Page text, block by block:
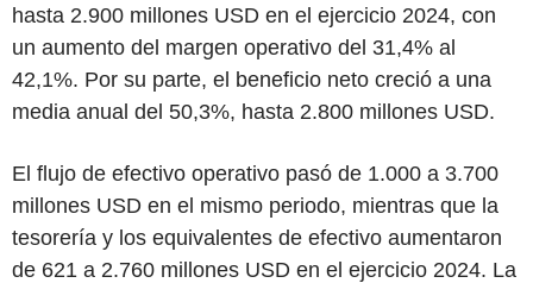
hasta 2.900 millones USD en el ejercicio 2024, con
un aumento del margen operativo del 31,4% al
42,1%. Por su parte, el beneficio neto creció a una
media anual del 50,3%, hasta 2.800 millones USD.
El flujo de efectivo operativo pasó de 1.000 a 3.700
millones USD en el mismo periodo, mientras que la
tesorería y los equivalentes de efectivo aumentaron
de 621 a 2.760 millones USD en el ejercicio 2024. La